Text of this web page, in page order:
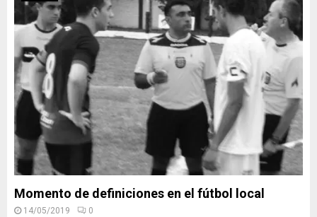
Momento de definiciones en el fútbol local
14/05/2019 0